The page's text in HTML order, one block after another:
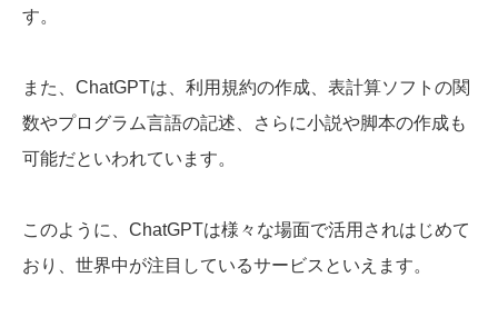
す。
また、ChatGPTは、利用規約の作成、表計算ソフトの関
数やプログラム言語の記述、さらに小説や脚本の作成も
可能だといわれています。
このように、ChatGPTは様々な場面で活用されはじめて
おり、世界中が注目しているサービスといえます。